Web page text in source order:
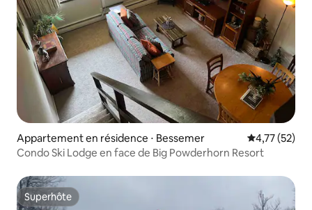
Appartement en résidence ⋅ Bessemer Évaluation
4,77 (52)
Condo Ski Lodge en face de Big Powderhorn Resort
Superhôte
Superhôte